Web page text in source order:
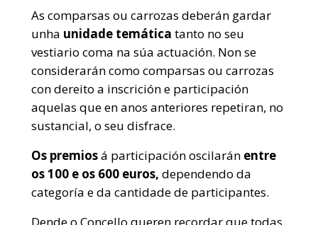
As comparsas ou carrozas deberán gardar
unha unidade temática tanto no seu
vestiario coma na súa actuación. Non se
considerarán como comparsas ou carrozas
con dereito a inscrición e participación
aquelas que en anos anteriores repetiran, no
sustancial, o seu disfrace.
Os premiosá participación oscilarán entre
os 100 e os 600 euros, dependendo da
categoría e da cantidade de participantes.
Dende o Concello queren recordar que todas